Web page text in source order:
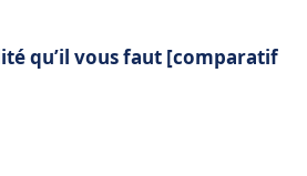
qu’il vous faut [comparatif